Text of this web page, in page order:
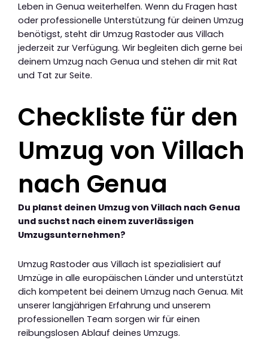
Leben in Genua weiterhelfen. Wenn du Fragen hast
oder professionelle Unterstützung für deinen Umzug
benötigst, steht dir Umzug Rastoder aus Villach
jederzeit zur Verfügung. Wir begleiten dich gerne bei
deinem Umzug nach Genua und stehen dir mit Rat
und Tat zur Seite.
Checkliste für den
Umzug von Villach
nach Genua
Du planst deinen Umzug von Villach nach Genua
und suchst nach einem zuverlässigen
Umzugsunternehmen?
Umzug Rastoder aus Villach ist spezialisiert auf
Umzüge in alle europäischen Länder und unterstützt
dich kompetent bei deinem Umzug nach Genua. Mit
unserer langjährigen Erfahrung und unserem
professionellen Team sorgen wir für einen
reibungslosen Ablauf deines Umzugs.